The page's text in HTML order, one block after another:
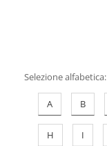
Selezione alfabetica:
A B
H I